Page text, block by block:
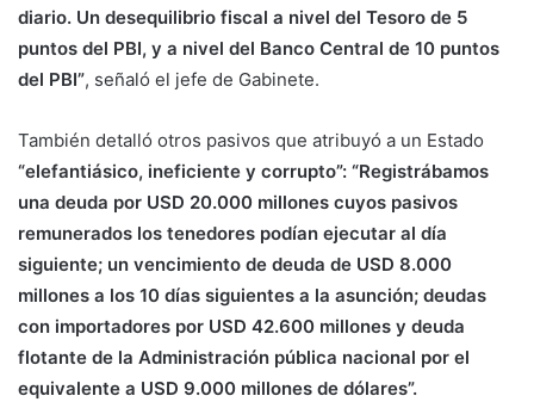
diario. Un desequilibrio fiscal a nivel del Tesoro de 5
puntos del PBI, y a nivel del Banco Central de 10 puntos
del PBI”, señaló el jefe de Gabinete.
También detalló otros pasivos que atribuyó a un Estado
“elefantiásico, ineficiente y corrupto”: “Registrábamos
una deuda por USD 20.000 millones cuyos pasivos
remunerados los tenedores podían ejecutar al día
siguiente; un vencimiento de deuda de USD 8.000
millones a los 10 días siguientes a la asunción; deudas
con importadores por USD 42.600 millones y deuda
flotante de la Administración pública nacional por el
equivalente a USD 9.000 millones de dólares”.